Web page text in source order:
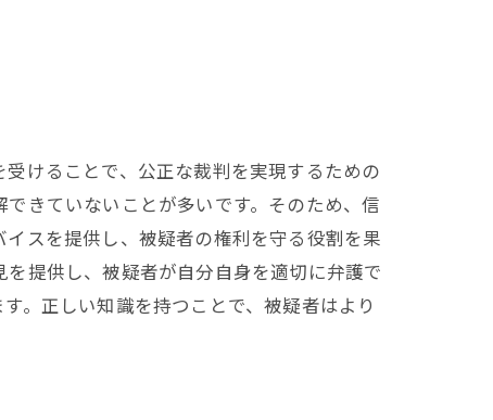
けることで、公正な裁判を実現するための
きていないことが多いです。そのため、信
スを提供し、被疑者の権利を守る役割を果
提供し、被疑者が自分自身を適切に弁護で
。正しい知識を持つことで、被疑者はより